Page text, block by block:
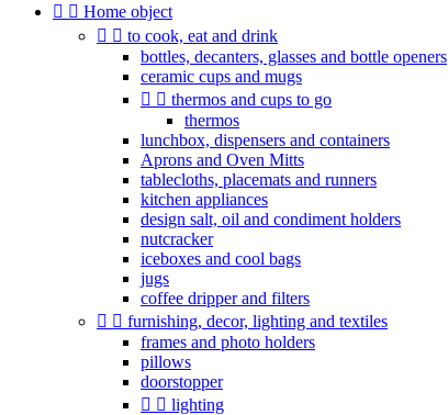
  Home object
  to cook, eat and drink
bottles, decanters, glasses and bottle openers
ceramic cups and mugs
  thermos and cups to go
thermos
lunchbox, dispensers and containers
Aprons and Oven Mitts
tablecloths, placemats and runners
kitchen appliances
design salt, oil and condiment holders
nutcracker
iceboxes and cool bags
jugs
coffee dripper and filters
  furnishing, decor, lighting and textiles
frames and photo holders
pillows
doorstopper
  lighting